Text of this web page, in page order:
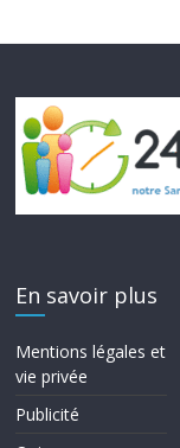
En savoir plus
Mentions légales et
vie privée
Publicité